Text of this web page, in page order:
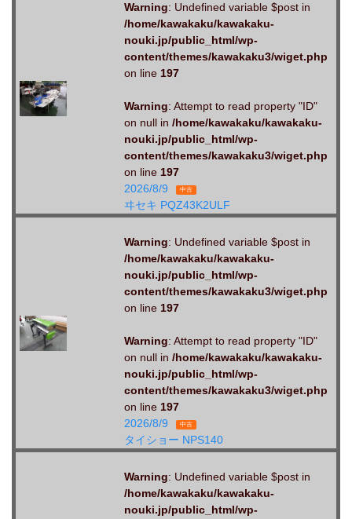
Warning: Undefined variable $post in
/home/kawakaku/kawakaku-
nouki.jp/public_html/wp-
content/themes/kawakaku3/wiget.php
on line 197
Warning: Attempt to read property "ID"
on null in /home/kawakaku/kawakaku-
nouki.jp/public_html/wp-
content/themes/kawakaku3/wiget.php
on line 197
2026/8/9
中古
ヰセキ PQZ43K2ULF
Warning: Undefined variable $post in
/home/kawakaku/kawakaku-
nouki.jp/public_html/wp-
content/themes/kawakaku3/wiget.php
on line 197
Warning: Attempt to read property "ID"
on null in /home/kawakaku/kawakaku-
nouki.jp/public_html/wp-
content/themes/kawakaku3/wiget.php
on line 197
2026/8/9
中古
タイショー NPS140
Warning: Undefined variable $post in
/home/kawakaku/kawakaku-
nouki.jp/public_html/wp-